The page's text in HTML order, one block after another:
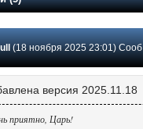
(18 ноября 2025 23:01) Сообщение #5
версия 2025.11.18
приятно, Царь!